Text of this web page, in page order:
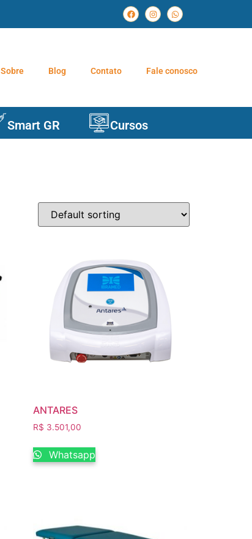
Sobre Blog Contato Fale conosco
Smart GR Cursos
ANTARES
R$ 3.501,00
Whatsapp